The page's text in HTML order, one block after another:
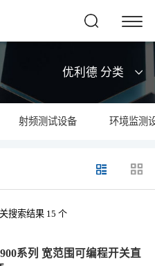
优利德 分类
射频测试设备 环境监测
搜索结果 15 个
系列 宽范围可编程开关直